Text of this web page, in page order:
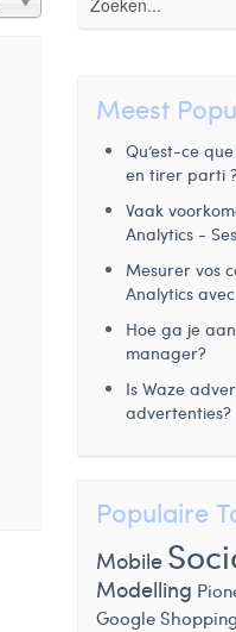
Meest
Qu’est-ce
en tirer parti
Vaak
Analytics -
Mesurer vos
Analytics
Hoe ga je
manager?
Is Waze
advertenties?
Populaire
Mobile
Modelling
Google Shopping